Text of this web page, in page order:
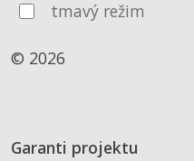
tmavý režim
© 2026
Garanti projektu